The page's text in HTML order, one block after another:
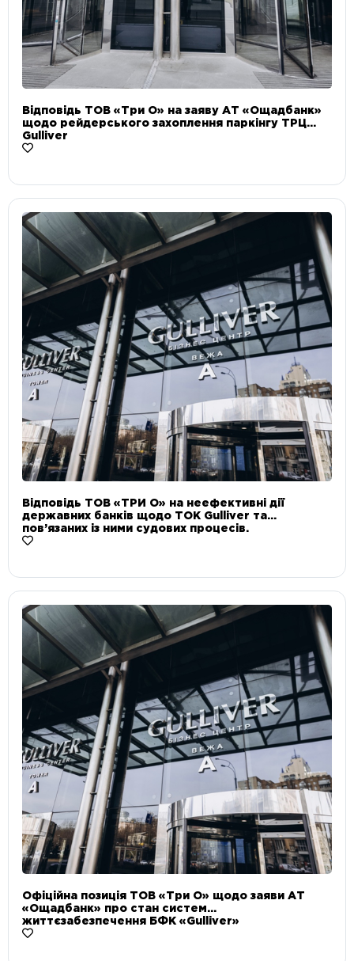
Відповідь ТОВ «Три О» на заяву АТ «Ощадбанк»
щодо рейдерського захоплення паркінгу ТРЦ
Gulliver
Відповідь ТОВ «ТРИ О» на неефективні дії
державних банків щодо ТОК Gulliver та
пов’язаних із ними судових процесів.
Офіційна позиція ТОВ «Три О» щодо заяви АТ
«Ощадбанк» про стан систем
життєзабезпечення БФК «Gulliver»